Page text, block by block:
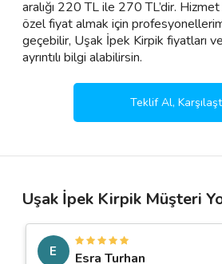
aralığı 220 TL ile 270 TL’dir.
özel fiyat almak için
geçebilir, Uşak İpek Kirpik fiyatları
ayrıntılı bilgi alabilirsin.
Teklif Al,
Uşak İpek Kirpik Müşteri
E
Esra Turhan